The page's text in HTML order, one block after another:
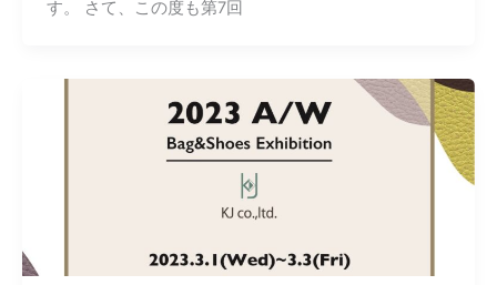
す。 さて、この度も第7回